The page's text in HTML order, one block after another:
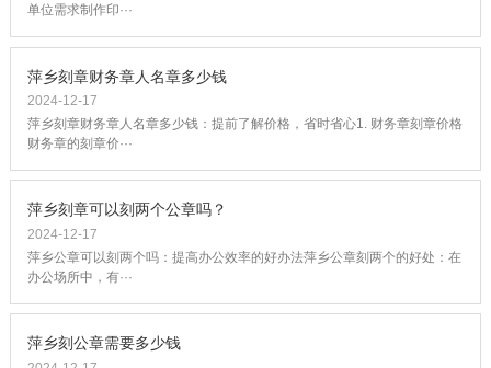
单位需求制作印···
萍乡刻章财务章人名章多少钱
2024-12-17
萍乡刻章财务章人名章多少钱：提前了解价格，省时省心1. 财务章刻章价格
财务章的刻章价···
萍乡刻章可以刻两个公章吗？
2024-12-17
萍乡公章可以刻两个吗：提高办公效率的好办法萍乡公章刻两个的好处：在
办公场所中，有···
萍乡刻公章需要多少钱